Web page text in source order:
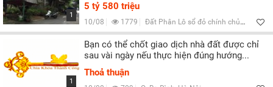
1
5 tỷ 580 triệu
10/08 1779 Đất Phân Lô sổ đỏ chính chủ, Q.Hà Đông, Hà Nội, Q.Hà Đông, Hà Nội
1
Bạn có thể chốt giao dịch nhà đất được chỉ
sau vài ngày nếu thực hiện đúng hướng...
Thoả thuận